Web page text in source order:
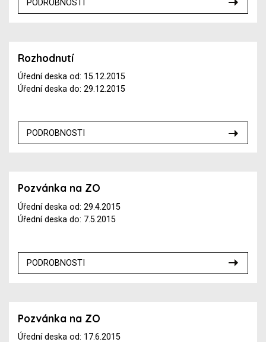
PODROBNOSTI
Rozhodnutí
Úřední deska od: 15.12.2015
Úřední deska do: 29.12.2015
PODROBNOSTI
Pozvánka na ZO
Úřední deska od: 29.4.2015
Úřední deska do: 7.5.2015
PODROBNOSTI
Pozvánka na ZO
Úřední deska od: 17.6.2015